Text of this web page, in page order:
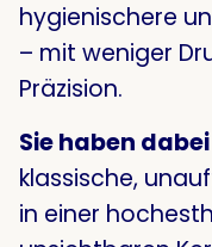
hygienischere
– mit weniger
Präzision.
Sie haben
klassische,
in einer